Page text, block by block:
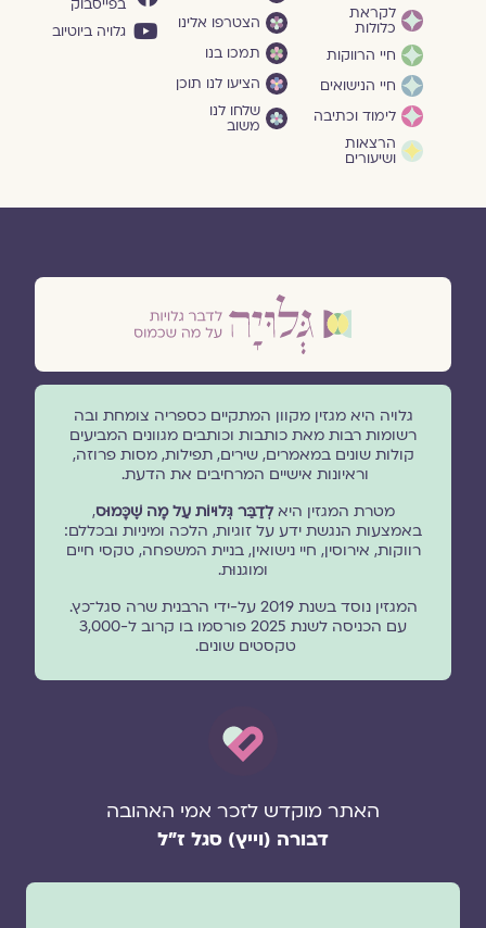
לקראת
כלולות
חיי הרווקות
חיי הנישואים
לימוד וכתיבה
הרצאות
ושיעורים
הצטרפו אלינו
תמכו בנו
הציעו לנו תוכן
שלחו לנו
משוב
בפייסבוק
גלויה ביוטיוב
גלויה היא מגזין מקוון המתקיים כספריה צומחת ובה
רשומות רבות מאת כותבות וכותבים מגוונים המביעים
קולות שונים במאמרים, שירים, תפילות, מסות פרוזה,
וראיונות אישיים המרחיבים את הדעת.
מטרת המגזין היאלְדַבֵּר גְּלוּיוֹת עַל מָה שֶׁכָּמוּס,
באמצעות הנגשת ידע על זוגיות, הלכה ומיניות ובכללם:
רווקות, אירוסין, חיי נישואין, בניית המשפחה, טקסי חיים
ומוגנוּת.
המגזין נוסד בשנת 2019 על-ידי הרבנית שרה סגל־כץ.
עם הכניסה לשנת 2025 פורסמו בו קרוב ל-3,000
טקסטים שונים.
האתר מוקדש לזכר אמי האהובה
דבורה (וייץ) סגל ז"ל